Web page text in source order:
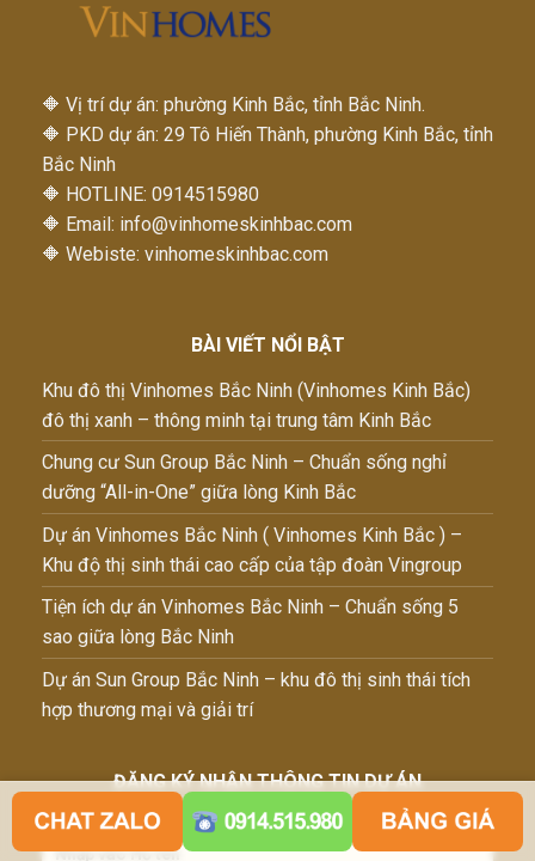
🔶 Vị trí dự án: phường Kinh Bắc, tỉnh Bắc Ninh.
🔶 PKD dự án: 29 Tô Hiến Thành, phường Kinh Bắc, tỉnh
Bắc Ninh
🔶 HOTLINE: 0914515980
🔶 Email: info@vinhomeskinhbac.com
🔶 Webiste: vinhomeskinhbac.com
BÀI VIẾT NỔI BẬT
Khu đô thị Vinhomes Bắc Ninh (Vinhomes Kinh Bắc)
đô thị xanh – thông minh tại trung tâm Kinh Bắc
Chung cư Sun Group Bắc Ninh – Chuẩn sống nghỉ
dưỡng “All-in-One” giữa lòng Kinh Bắc
Dự án Vinhomes Bắc Ninh ( Vinhomes Kinh Bắc ) –
Khu độ thị sinh thái cao cấp của tập đoàn Vingroup
Tiện ích dự án Vinhomes Bắc Ninh – Chuẩn sống 5
sao giữa lòng Bắc Ninh
Dự án Sun Group Bắc Ninh – khu đô thị sinh thái tích
hợp thương mại và giải trí
ĐĂNG KÝ NHẬN THÔNG TIN DỰ ÁN
Họ tên